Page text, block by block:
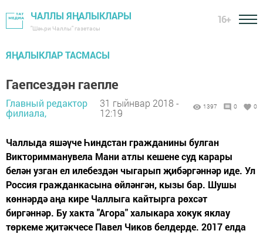
ЧАЛЛЫ ЯҢАЛЫКЛАРЫ
"Шәһри Чаллы" газетасы
16+
ЯҢАЛЫКЛАР ТАСМАСЫ
Гаепсездән гаепле
Главный редактор
филиала,
31 гыйнвар 2018 -
12:19
1397 0 0
Чаллыда яшәүче Һиндстан гражданины булган
Викторимманувела Мани атлы кешене суд карары
белән узган ел илебездән чыгарып җибәргәннәр иде. Ул
Россия гражданкасына өйләнгән, кызы бар. Шушы
көннәрдә аңа кире Чаллыга кайтырга рөхсәт
биргәннәр. Бу хакта "Агора" халыкара хокук яклау
төркеме җитәкчесе Павел Чиков белдерде. 2017 елда